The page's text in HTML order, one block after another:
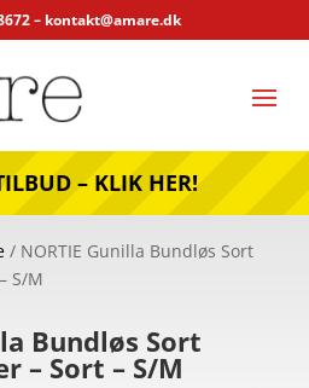
– kontakt@amare.dk
– KLIK HER!
/ NORTIE Gunilla Bundløs Sort
S/M
Bundløs Sort
– Sort – S/M